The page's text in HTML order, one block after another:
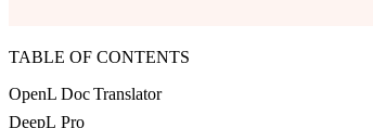
TABLE OF CONTENTS
OpenL Doc Translator
DeepL Pro